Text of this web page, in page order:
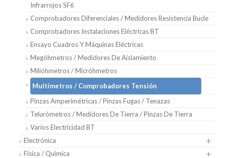
Infrarrojos SF6
Comprobadores Diferenciales / Medidores Resistencia Bucle
Comprobadores Instalaciones Eléctricas BT
Ensayo Cuadros Y Máquinas Eléctricas
Megóhmetros / Medidores De Aislamiento
Milióhmetros / Micróhmetros
Multímetros / Comprobadores Tensión
Pinzas Amperimétricas / Pinzas Fugas / Tenazas
Telurómetros / Medidores De Tierra / Pinzas De Tierra
Varios Electricidad BT
Electrónica
Física / Química